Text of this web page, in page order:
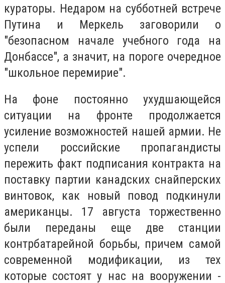
кураторы. Недаром на субботней встрече
Путина и Меркель заговорили о
"безопасном начале учебного года на
Донбассе", а значит, на пороге очередное
"школьное перемирие".
На фоне постоянно ухудшающейся
ситуации на фронте продолжается
усиление возможностей нашей армии. Не
успели российские пропагандисты
пережить факт подписания контракта на
поставку партии канадских снайперских
винтовок, как новый повод подкинули
американцы. 17 августа торжественно
были переданы еще две станции
контрбатарейной борьбы, причем самой
современной модификации, из тех
которые состоят у нас на вооружении -